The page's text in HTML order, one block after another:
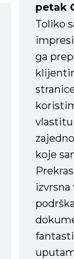
petak
Toliko
ga
koje